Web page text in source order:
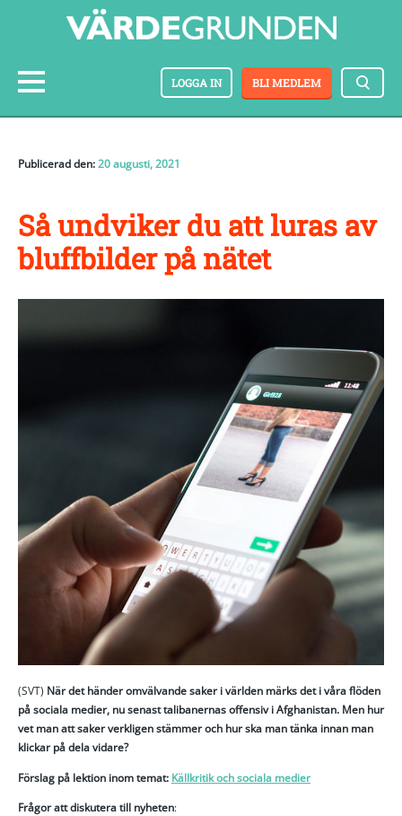
BLI MEDLEM
LOGGA IN
Publicerad den:20 augusti, 2021
Så undviker du att luras av
bluffbilder på nätet
(SVT) När det händer omvälvande saker i världen märks det i våra flöden
på sociala medier, nu senast talibanernas offensiv i Afghanistan. Men hur
vet man att saker verkligen stämmer och hur ska man tänka innan man
klickar på dela vidare?
Förslag på lektion inom temat: Källkritik och sociala medier
Frågor att diskutera till nyheten: